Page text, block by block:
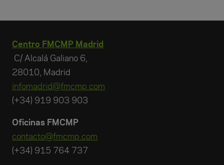
Centro FMCMP Madrid
C/ Alcalá Galiano 6,
28010, Madrid
infomadrid@fmcmp.com
(+34) 919 903 903
Oficinas FMCMP
contacto@fmcmp.com
(+34) 915 764 737